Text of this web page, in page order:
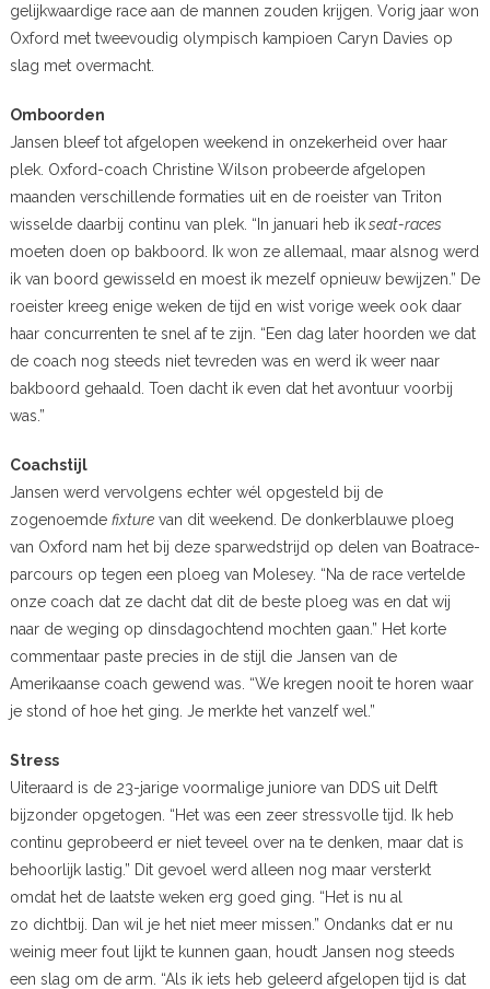
gelijkwaardige race aan de mannen zouden krijgen. Vorig jaar won
Oxford met tweevoudig olympisch kampioen Caryn Davies op
slag met overmacht.
Omboorden
Jansen bleef tot afgelopen weekend in onzekerheid over haar
plek. Oxford-coach Christine Wilson probeerde afgelopen
maanden verschillende formaties uit en de roeister van Triton
wisselde daarbij continu van plek. “In januari heb ikseat-races
moeten doen op bakboord. Ik won ze allemaal, maar alsnog werd
ik van boord gewisseld en moest ik mezelf opnieuw bewijzen.” De
roeister kreeg enige weken de tijd en wist vorige week ook daar
haar concurrenten te snel af te zijn. “Een dag later hoorden we dat
de coach nog steeds niet tevreden was en werd ik weer naar
bakboord gehaald. Toen dacht ik even dat het avontuur voorbij
was.”
Coachstijl
Jansen werd vervolgens echter wél opgesteld bij de
zogenoemde fixturevan dit weekend. De donkerblauwe ploeg
van Oxford nam het bij deze sparwedstrijd op delen van Boatrace-
parcours op tegen een ploeg van Molesey. “Na de race vertelde
onze coach dat ze dacht dat dit de beste ploeg was en dat wij
naar de weging op dinsdagochtend mochten gaan.” Het korte
commentaar paste precies in de stijl die Jansen van de
Amerikaanse coach gewend was. “We kregen nooit te horen waar
je stond of hoe het ging. Je merkte het vanzelf wel.”
Stress
Uiteraard is de 23-jarige voormalige juniore van DDS uit Delft
bijzonder opgetogen. “Het was een zeer stressvolle tijd. Ik heb
continu geprobeerd er niet teveel over na te denken, maar dat is
behoorlijk lastig.” Dit gevoel werd alleen nog maar versterkt
omdat het de laatste weken erg goed ging. “Het is nu al
zo dichtbij. Dan wil je het niet meer missen.” Ondanks dat er nu
weinig meer fout lijkt te kunnen gaan, houdt Jansen nog steeds
een slag om de arm. “Als ik iets heb geleerd afgelopen tijd is dat